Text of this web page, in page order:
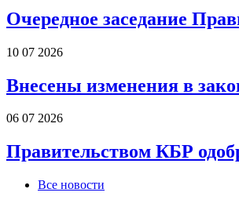
Очередное заседание
10 07 2026
Внесены изменения в
06 07 2026
Правительством КБР
Все новости